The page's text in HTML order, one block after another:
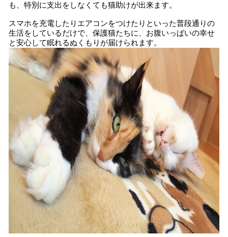
も、特別に支出をしなくても猫助けが出来ます。
スマホを充電したりエアコンをつけたりといった普段通りの
生活をしているだけで、保護猫たちに、お腹いっぱいの幸せ
と安心して眠れるぬくもりが届けられます。